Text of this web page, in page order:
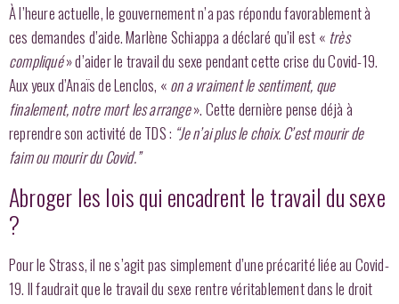
À l’heure actuelle, le gouvernement n’a pas répondu favorablement à
ces demandes d’aide. Marlène Schiappa a déclaré qu’il est « très
compliqué» d’aider le travail du sexe pendant cette crise du Covid-19.
Aux yeux d’Anaïs de Lenclos, « on a vraiment le sentiment, que
finalement, notre mort les arrange». Cette dernière pense déjà à
reprendre son activité de TDS : “Je n’ai plus le choix. C’est mourir de
faim ou mourir du Covid.”
Abroger les lois qui encadrent le travail du sexe
?
Pour le Strass, il ne s’agit pas simplement d’une précarité liée au Covid-
19. Il faudrait que le travail du sexe rentre véritablement dans le droit